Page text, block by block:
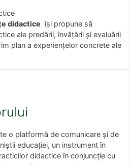
didactice îşi propune să
ale predării, învăţării şi evaluării
plan a experienţelor concrete ale
o platformă de comunicare și de
educației, un instrument în
didactice în conjuncție cu